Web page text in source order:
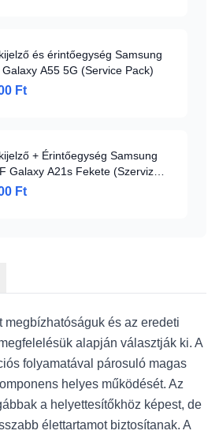
és érintőegység Samsung
A55 5G (Service Pack)
Ft
+ Érintőegység Samsung
Galaxy A21s Fekete (Szerviz
Ft
megbízhatóságuk és az eredeti
alapján választják ki. A
folyamatával párosuló magas
helyes működését. Az
a helyettesítőkhöz képest, de
élettartamot biztosítanak. A